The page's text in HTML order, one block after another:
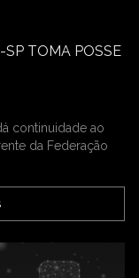
SP TOMA POSSE
continuidade ao
da Federação